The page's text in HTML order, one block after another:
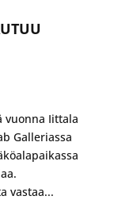
vuonna Iittala
Galleriassa
vastaa...